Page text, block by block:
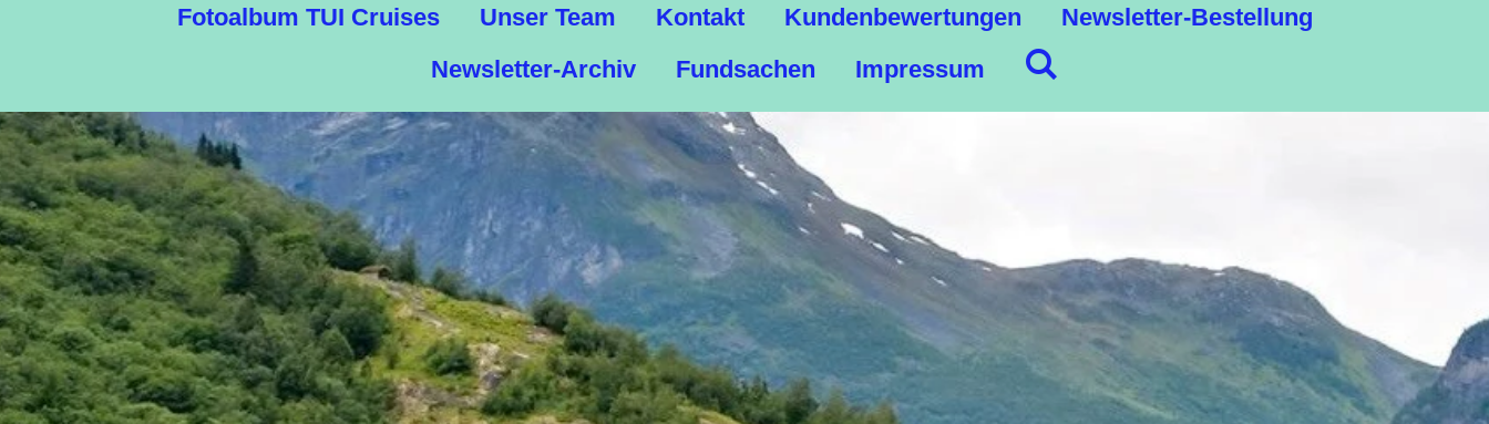
Fotoalbum TUI Cruises
Unser Team Kontakt Kundenbewertungen
Newsletter-Bestellung
Newsletter-Archiv
Fundsachen Impressum